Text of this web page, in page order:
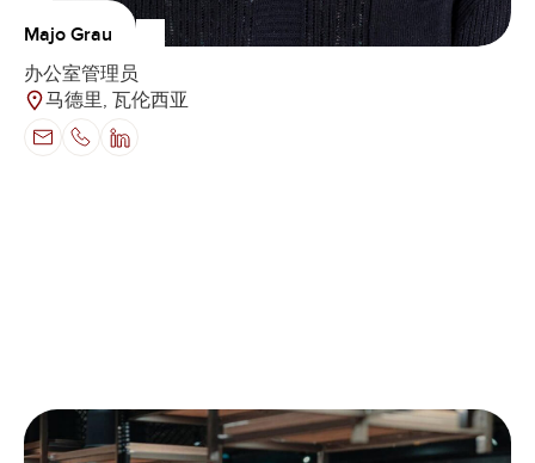
Majo Grau
办公室管理员
马德里, 瓦伦西亚